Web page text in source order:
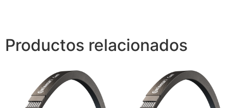
Productos relacionados